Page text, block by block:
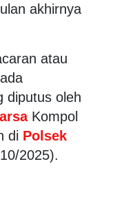
akhirnya
atau
diputus oleh
Kompol
di Polsek
2025).